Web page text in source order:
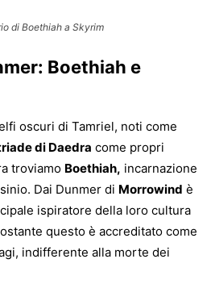
di Boethiah a Skyrim
Boethiah e
oscuri di Tamriel, noti come
di Daedra come propri
troviamo Boethiah, incarnazione
Dai Dunmer di Morrowind è
ispiratore della loro cultura
questo è accreditato come
indifferente alla morte dei